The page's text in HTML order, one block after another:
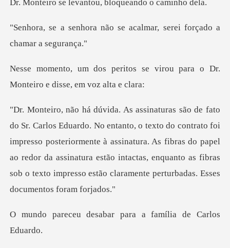
evantou, bloquean
o se acalmar, serei força
se virou para o Dr.
Monteiro
ntrato foi
impresso posteriormente à assinatura. As fibras do papel
ao redor da assinatura estão intactas
abar para a família